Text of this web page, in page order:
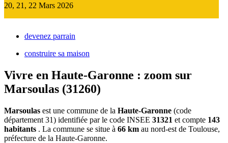
20, 21, 22 Mars 2026
devenez parrain
construire sa maison
Vivre en Haute-Garonne : zoom sur
Marsoulas (31260)
Marsoulas est une commune de la Haute-Garonne (code
département 31) identifiée par le code INSEE 31321 et compte 143
habitants . La commune se situe à 66 km au nord-est de Toulouse,
préfecture de la Haute-Garonne.